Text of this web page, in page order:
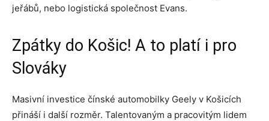
jeřábů, nebo logistická společnost Evans.
Zpátky do Košic! A to platí i pro
Slováky
Masivní investice čínské automobilky Geely v Košicích
přináší i další rozměr. Talentovaným a pracovitým lidem